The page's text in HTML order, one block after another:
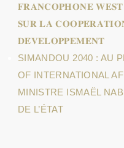
𝐅𝐑𝐀𝐍𝐂𝐎𝐏𝐇𝐎𝐍𝐄 𝐖𝐄𝐒𝐓
𝐒𝐔𝐑 𝐋𝐀
𝐃𝐄́𝐕𝐄𝐋𝐎𝐏𝐏𝐄𝐌𝐄𝐍𝐓
SIMANDOU 2040 : AU
OF INTERNATIONAL
MINISTRE ISMAËL
DE L’ÉTAT